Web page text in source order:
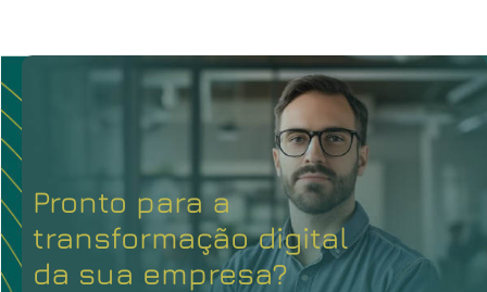
Pronto para a
transformação digital
da sua empresa?